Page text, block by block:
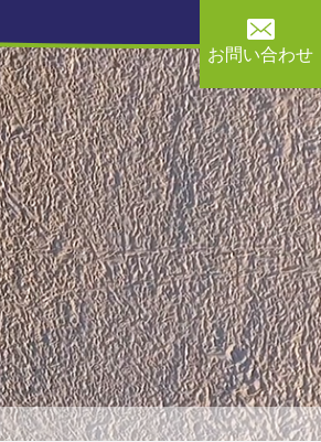
お問い合わせ